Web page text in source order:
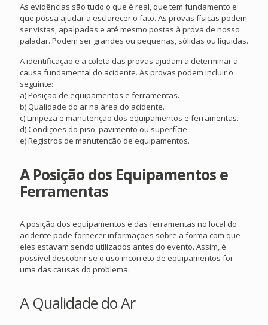
As evidências são tudo o que é real, que tem fundamento e
que possa ajudar a esclarecer o fato. As provas físicas podem
ser vistas, apalpadas e até mesmo postas à prova de nosso
paladar. Podem ser grandes ou pequenas, sólidas ou líquidas.
A identificação e a coleta das provas ajudam a determinar a
causa fundamental do acidente. As provas podem incluir o
seguinte:
a) Posição de equipamentos e ferramentas.
b) Qualidade do ar na área do acidente.
c) Limpeza e manutenção dos equipamentos e ferramentas.
d) Condições do piso, pavimento ou superfície.
e) Registros de manutenção de equipamentos.
A Posição dos Equipamentos e
Ferramentas
A posição dos equipamentos e das ferramentas no local do
acidente pode fornecer informações sobre a forma com que
eles estavam sendo utilizados antes do evento. Assim, é
possível descobrir se o uso incorreto de equipamentos foi
uma das causas do problema.
A Qualidade do Ar